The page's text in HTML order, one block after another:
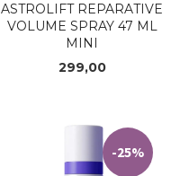
ASTROLIFT REPARATIVE
VOLUME SPRAY 47 ML
MINI
Pris
299,00
-25%